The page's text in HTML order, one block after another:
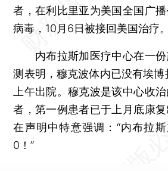
者，在利比里亚为美国全国广
病毒，10月6日被接回美国治疗。
内布拉斯加医疗中心在一份
测表明，穆克波体内已没有埃
上午出院。穆克波是该中心收
者，第一例患者已于上月底康
在声明中特意强调：“内布拉
0！”